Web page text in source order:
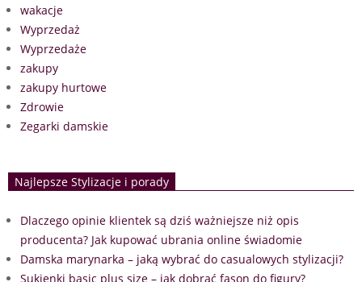
wakacje
Wyprzedaż
Wyprzedaże
zakupy
zakupy hurtowe
Zdrowie
Zegarki damskie
Najlepsze Stylizacje i porady
Dlaczego opinie klientek są dziś ważniejsze niż opis
producenta? Jak kupować ubrania online świadomie
Damska marynarka – jaką wybrać do casualowych stylizacji?
Sukienki basic plus size – jak dobrać fason do figury?